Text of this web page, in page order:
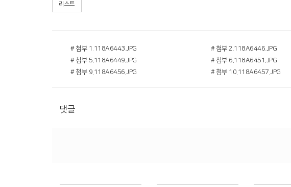
리스트
# 첨부 1.118A6443.JPG # 첨부 2.118A6446.JPG
# 첨부 5.118A6449.JPG
# 첨부 6.118A6451.JPG
# 첨부 9.118A6456.JPG
# 첨부 10.118A6457.JPG
댓글